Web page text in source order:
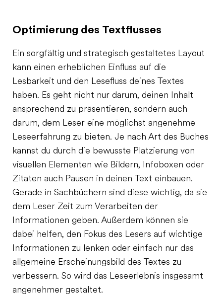
Optimierung des Textflusses
Ein sorgfältig und strategisch gestaltetes Layout
kann einen erheblichen Einfluss auf die
Lesbarkeit und den Lesefluss deines Textes
haben. Es geht nicht nur darum, deinen Inhalt
ansprechend zu präsentieren, sondern auch
darum, dem Leser eine möglichst angenehme
Leseerfahrung zu bieten. Je nach Art des Buches
kannst du durch die bewusste Platzierung von
visuellen Elementen wie Bildern, Infoboxen oder
Zitaten auch Pausen in deinen Text einbauen.
Gerade in Sachbüchern sind diese wichtig, da sie
dem Leser Zeit zum Verarbeiten der
Informationen geben. Außerdem können sie
dabei helfen, den Fokus des Lesers auf wichtige
Informationen zu lenken oder einfach nur das
allgemeine Erscheinungsbild des Textes zu
verbessern. So wird das Leseerlebnis insgesamt
angenehmer gestaltet.